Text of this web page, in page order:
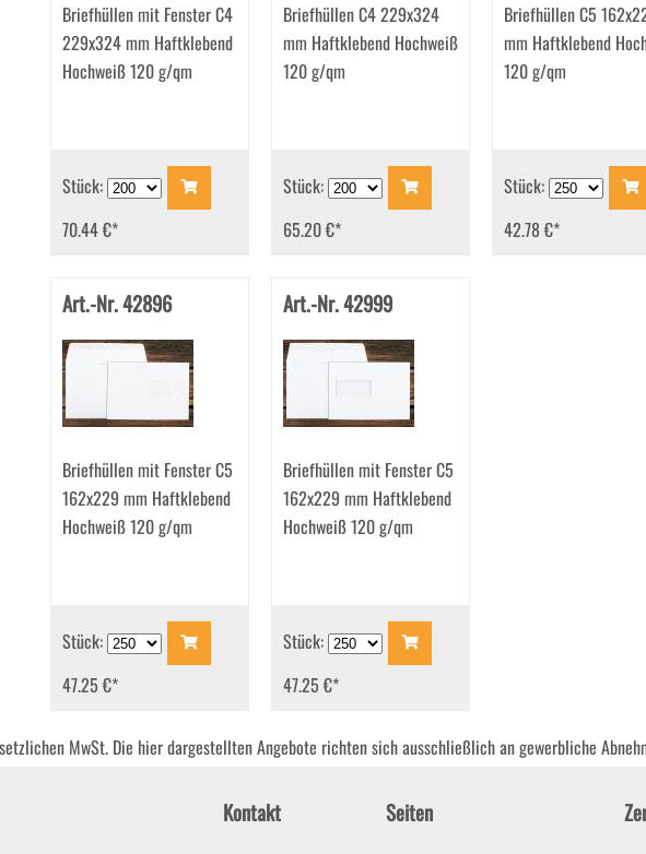
Briefhüllen mit Fenster C4
229x324 mm Haftklebend
Hochweiß 120 g/qm
Stück:
70.44 €*
Briefhüllen C4 229x324
mm Haftklebend Hochweiß
120 g/qm
Stück:
65.20 €*
Briefhüllen C5
mm Haftklebend
120 g/qm
Stück:
42.78 €*
Art.-Nr. 42896
Briefhüllen mit Fenster C5
162x229 mm Haftklebend
Hochweiß 120 g/qm
Stück:
47.25 €*
Art.-Nr. 42999
Briefhüllen mit Fenster C5
162x229 mm Haftklebend
Hochweiß 120 g/qm
Stück:
47.25 €*
MwSt. Die hier dargestellten Angebote richten sich ausschließlich an gewerbliche
Kontakt Seiten